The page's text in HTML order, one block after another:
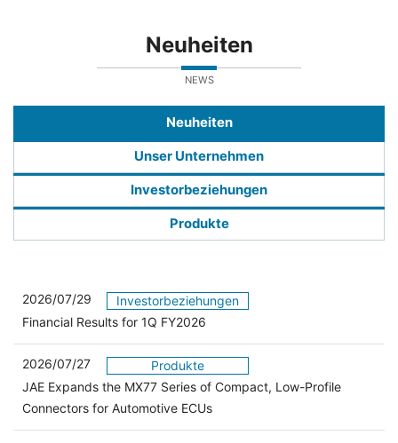
Neuheiten
NEWS
Neuheiten
Unser Unternehmen
Investorbeziehungen
Produkte
2026/07/29
Investorbeziehungen
Financial Results for 1Q FY2026
2026/07/27
Produkte
JAE Expands the MX77 Series of Compact, Low-Profile
Connectors for Automotive ECUs